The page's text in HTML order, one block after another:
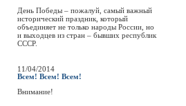
День Победы – пожалуй, самый важный
исторический праздник, который
объединяет не только народы России, но
и выходцев из стран – бывших республик
СССР.
11/04/2014
Всем! Всем! Всем!
Внимание!